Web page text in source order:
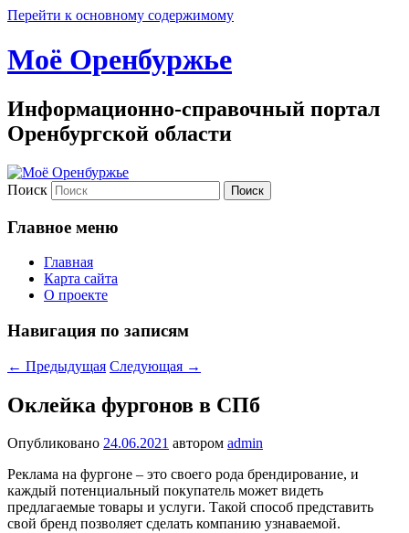
Перейти к основному содержимому
Моё Оренбуржье
Информационно-справочный портал
Оренбургской области
Поиск
Главное меню
Главная
Карта сайта
О проекте
Навигация по записям
← Предыдущая Следующая →
Оклейка фургонов в СПб
Опубликовано 24.06.2021 автором admin
Реклама на фургоне – это своего рода брендирование, и
каждый потенциальный покупатель может видеть
предлагаемые товары и услуги. Такой способ представить
свой бренд позволяет сделать компанию узнаваемой.